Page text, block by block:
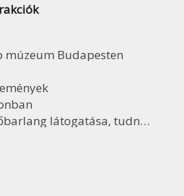
múzeum Budapesten
látogatása, tudnivalók